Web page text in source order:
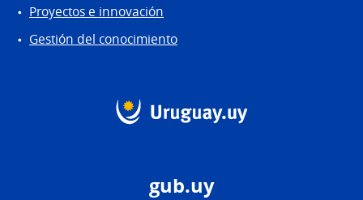
Proyectos e innovación
Gestión del conocimiento
gub.uy